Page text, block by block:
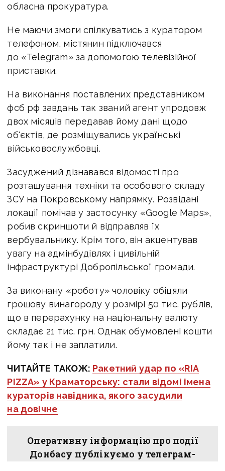
обласна прокуратура.
Не маючи змоги спілкуватись з куратором
телефоном, містянин підключався
до «Telegram» за допомогою телевізійної
приставки.
На виконання поставлених представником
фсб рф завдань так званий агент упродовж
двох місяців передавав йому дані щодо
об'єктів, де розміщувались українські
військовослужбовці.
Засуджений дізнавався відомості про
розташування техніки та особового складу
ЗСУ на Покровському напрямку. Розвідані
локації помічав у застосунку «Google Maps»,
робив скриншоти й відправляв їх
вербувальнику. Крім того, він акцентував
увагу на адмінбудівлях і цивільній
інфраструктурі Добропільської громади.
За виконану «роботу» чоловіку обіцяли
грошову винагороду у розмірі 50 тис. рублів,
що в перерахунку на національну валюту
складає 21 тис. грн. Однак обумовлені кошти
йому так і не заплатили.
ЧИТАЙТЕ ТАКОЖ: Ракетний удар по «RIA
PIZZA» у Краматорську: стали відомі імена
кураторів навідника, якого засудили
на довічне
Оперативну інформацію про події
Донбасу публікуємо у телеграм-